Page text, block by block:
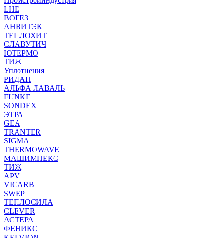
LHE
ВОГЕЗ
АНВИТЭК
ТЕПЛОХИТ
СЛАВУТИЧ
ЮТЕРМО
ТИЖ
Уплотнения
РИДАН
АЛЬФА ЛАВАЛЬ
FUNKE
SONDEX
ЭТРА
GEA
TRANTER
SIGMA
THERMOWAVE
МАШИМПЕКС
ТИЖ
APV
VICARB
SWEP
ТЕПЛОСИЛА
CLEVER
АСТЕРА
ФЕНИКС